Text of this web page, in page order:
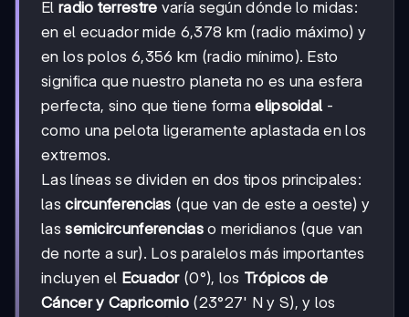
El radio terrestre varía según dónde lo midas:
en el ecuador mide 6,378 km (radio máximo) y
en los polos 6,356 km (radio mínimo). Esto
significa que nuestro planeta no es una esfera
perfecta, sino que tiene formaelipsoidal -
como una pelota ligeramente aplastada en los
extremos.
Las líneas se dividen en dos tipos principales:
lascircunferencias (que van de este a oeste) y
lassemicircunferenciaso meridianos (que van
de norte a sur). Los paralelos más importantes
incluyen el Ecuador(0°), los Trópicos de
Cáncer y Capricornio (23°27' N y S), y los